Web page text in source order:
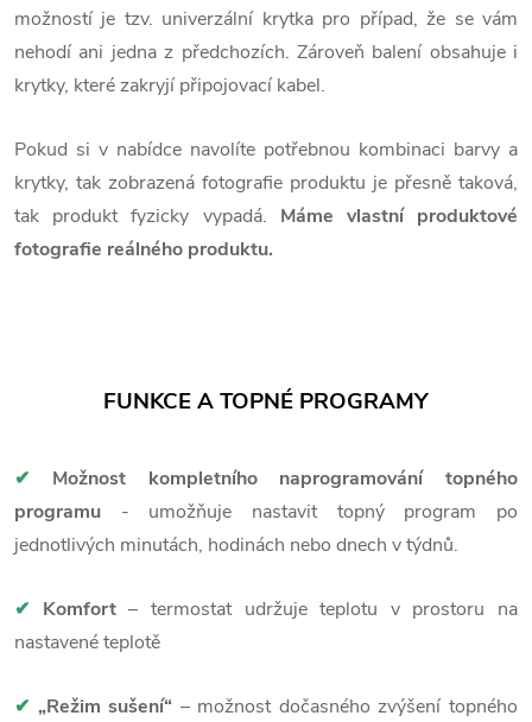
možností je tzv. univerzální krytka pro případ, že se vám
nehodí ani jedna z předchozích. Zároveň balení obsahuje i
krytky, které zakryjí připojovací kabel.
Pokud si v nabídce navolíte potřebnou kombinaci barvy a
krytky, tak zobrazená fotografie produktu je přesně taková,
tak produkt fyzicky vypadá. Máme vlastní produktové
fotografie reálného produktu.
FUNKCE A TOPNÉ PROGRAMY
✔ Možnost kompletního naprogramování topného
programu - umožňuje nastavit topný program po
jednotlivých minutách, hodinách nebo dnech v týdnů.
✔ Komfort– termostat udržuje teplotu v prostoru na
nastavené teplotě
✔ „Režim sušení“ – možnost dočasného zvýšení topného